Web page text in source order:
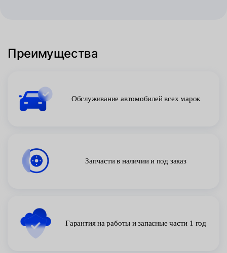
Преимущества
Обслуживание автомобилей всех марок
Запчасти в наличии и под заказ
Гарантия на работы и запасные части 1 год